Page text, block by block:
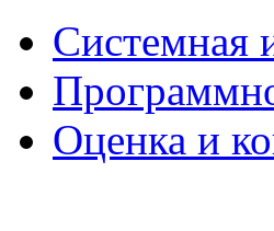
Системная
Оценка и